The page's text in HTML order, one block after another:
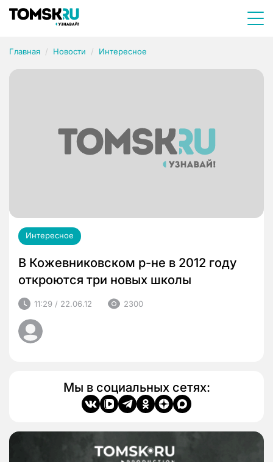
Главная Новости Интересное
Интересное
В Кожевниковском р-не в 2012 году
откроются три новых школы
11:29 / 22.06.12 2300
Мы в социальных сетях: